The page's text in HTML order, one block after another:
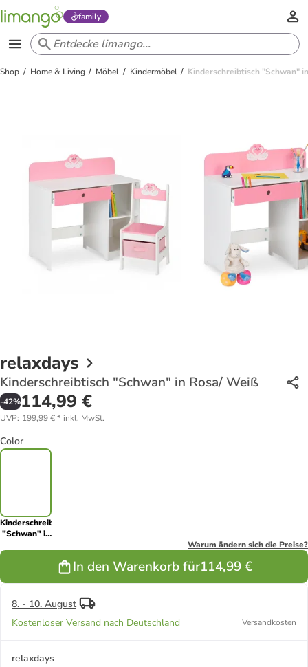
family
Shop Home & Living Möbel Kindermöbel Kinderschreibtisch "Schwan"
relaxdays
Kinderschreibtisch "Schwan" in Rosa/ Weiß
-42%114,99 €
UVP: 199,99 €* inkl. MwSt.
Color
Kinderschreibtisch
"Schwan" in
Warum ändern sich die Preise?
In den Warenkorb für114,99 €
8. - 10. August
Kostenloser Versand nach Deutschland
Versandkosten
relaxdays